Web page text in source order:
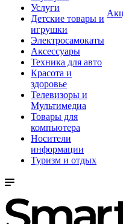
Услуги
Детские товары и
игрушки
Электросамокаты
Аксессуары
Техника для авто
Красота и
здоровье
Телевизоры и
Мультимедиа
Товары для
компьютера
Носители
информации
Туризм и отдых